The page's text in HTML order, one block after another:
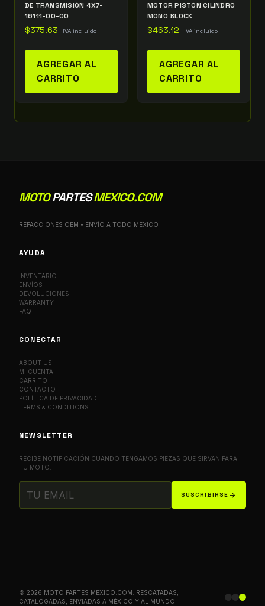
DE TRANSMISIÓN 4X7-
16111-00-00
$375.63 IVA incluido
AGREGAR AL
CARRITO
MOTOR PISTÓN CILINDRO
MONO BLOCK
$463.12 IVA incluido
AGREGAR AL
CARRITO
MOTOPARTESMEXICO.COM
REFACCIONES OEM • ENVÍO A TODO MÉXICO
AYUDA
INVENTARIO
ENVÍOS
DEVOLUCIONES
WARRANTY
FAQ
CONECTAR
ABOUT US
MI CUENTA
CARRITO
CONTACTO
POLÍTICA DE PRIVACIDAD
TERMS & CONDITIONS
NEWSLETTER
RECIBE NOTIFICACIÓN CUANDO TENGAMOS PIEZAS QUE SIRVAN PARA
TU MOTO.
SUSCRIBIRSE arrow_forward
© 2026 MOTO PARTES MEXICO.COM. RESCATADAS,
CATALOGADAS, ENVIADAS A MÉXICO Y AL MUNDO.